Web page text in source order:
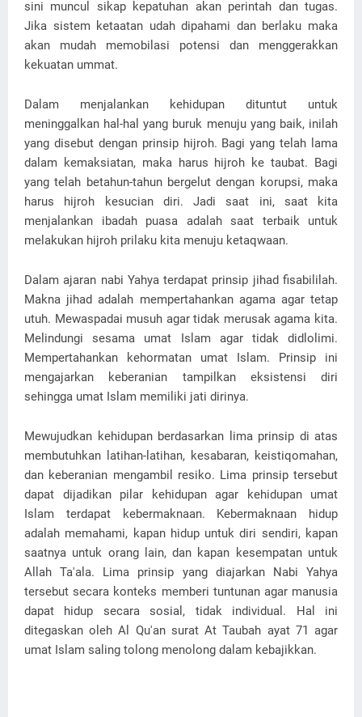
sini muncul sikap kepatuhan akan perintah dan tugas.
Jika sistem ketaatan udah dipahami dan berlaku maka
akan mudah memobilasi potensi dan menggerakkan
kekuatan ummat.
Dalam menjalankan kehidupan dituntut untuk
meninggalkan hal-hal yang buruk menuju yang baik, inilah
yang disebut dengan prinsip hijroh. Bagi yang telah lama
dalam kemaksiatan, maka harus hijroh ke taubat. Bagi
yang telah betahun-tahun bergelut dengan korupsi, maka
harus hijroh kesucian diri. Jadi saat ini, saat kita
menjalankan ibadah puasa adalah saat terbaik untuk
melakukan hijroh prilaku kita menuju ketaqwaan.
Dalam ajaran nabi Yahya terdapat prinsip jihad fisabililah.
Makna jihad adalah mempertahankan agama agar tetap
utuh. Mewaspadai musuh agar tidak merusak agama kita.
Melindungi sesama umat Islam agar tidak didlolimi.
Mempertahankan kehormatan umat Islam. Prinsip ini
mengajarkan keberanian tampilkan eksistensi diri
sehingga umat Islam memiliki jati dirinya.
Mewujudkan kehidupan berdasarkan lima prinsip di atas
membutuhkan latihan-latihan, kesabaran, keistiqomahan,
dan keberanian mengambil resiko. Lima prinsip tersebut
dapat dijadikan pilar kehidupan agar kehidupan umat
Islam terdapat kebermaknaan. Kebermaknaan hidup
adalah memahami, kapan hidup untuk diri sendiri, kapan
saatnya untuk orang lain, dan kapan kesempatan untuk
Allah Ta'ala. Lima prinsip yang diajarkan Nabi Yahya
tersebut secara konteks memberi tuntunan agar manusia
dapat hidup secara sosial, tidak individual. Hal ini
ditegaskan oleh Al Qu'an surat At Taubah ayat 71 agar
umat Islam saling tolong menolong dalam kebajikkan.